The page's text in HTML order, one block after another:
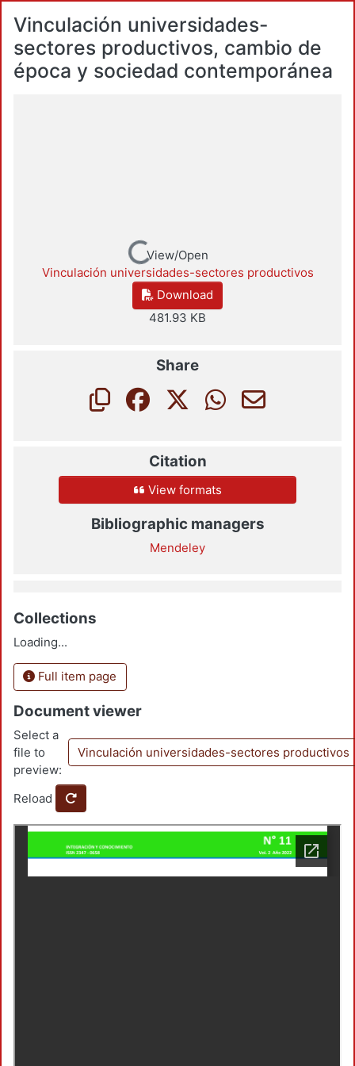
Vinculación universidades-
sectores productivos, cambio de
época y sociedad contemporánea
Loading...
View/Open
Vinculación universidades-sectores productivos
Download
481.93 KB
Share
Citation
View formats
Bibliographic managers
Mendeley
Collections
Loading...
Full item page
Document viewer
Select a
file to
preview:
Vinculación universidades-sectores productivos
Reload